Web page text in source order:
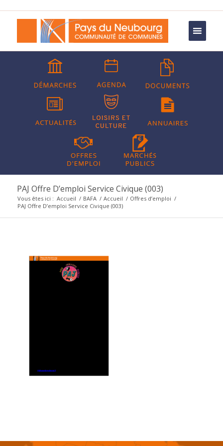
PAJ Offre D’emploi Service Civique (003)
Vous êtes ici : Accueil / BAFA / Accueil / Offres d’emploi /
PAJ Offre D’emploi Service Civique (003)